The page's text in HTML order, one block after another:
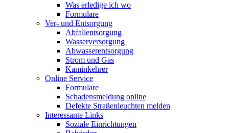
Was erledige ich wo
Formulare
Ver- und Entsorgung
Abfallentsorgung
Wasserversorgung
Abwasserentsorgung
Strom und Gas
Kaminkehrer
Online Service
Formulare
Schadensmeldung online
Defekte Straßenleuchten melden
Interessante Links
Soziale Einrichtungen